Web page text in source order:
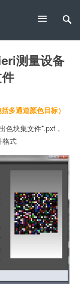
测量设备
多通道颜色目标）
色块集文件*.pxf，
格式